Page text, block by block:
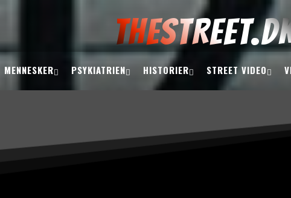
MENNESKER PSYKIATRIEN HISTORIER STREET VIDEO